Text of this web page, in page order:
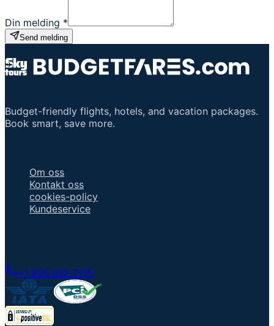
Din melding *
Send melding
Budget-friendly flights, hotels, and vacation packages.
Book smart, save more.
Om oss
Kontakt oss
cookies-policy
Kundeservice
+1 805 618 2115